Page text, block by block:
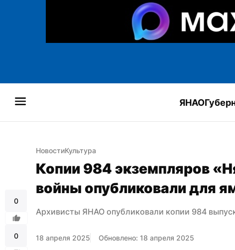
ЯНАО
0
0
НовостиКультура
Копии 984 экземпляров
войны опубликовали для
Архивисты ЯНАО опубликовали копии 984
18 апреля 2025 Обновлено: 18 апреля 2025